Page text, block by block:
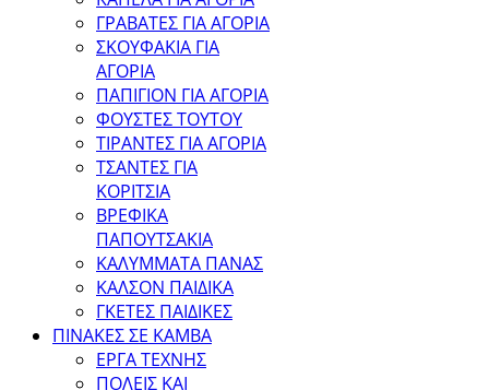
ΓΡΑΒΑΤΕΣ ΓΙΑ ΑΓΟΡΙΑ
ΣΚΟΥΦΑΚΙΑ ΓΙΑ
ΑΓΟΡΙΑ
ΠΑΠΙΓΙΟΝ ΓΙΑ ΑΓΟΡΙΑ
ΦΟΥΣΤΕΣ ΤΟΥΤΟΥ
ΤΙΡΑΝΤΕΣ ΓΙΑ ΑΓΟΡΙΑ
ΤΣΑΝΤΕΣ ΓΙΑ
ΚΟΡΙΤΣΙΑ
ΒΡΕΦΙΚΑ
ΠΑΠΟΥΤΣΑΚΙΑ
ΚΑΛΥΜΜΑΤΑ ΠΑΝΑΣ
ΚΑΛΣΟΝ ΠΑΙΔΙΚΑ
ΓΚΕΤΕΣ ΠΑΙΔΙΚΕΣ
ΠΙΝΑΚΕΣ ΣΕ ΚΑΜΒΑ
ΕΡΓΑ ΤΕΧΝΗΣ
ΠΟΛΕΙΣ ΚΑΙ